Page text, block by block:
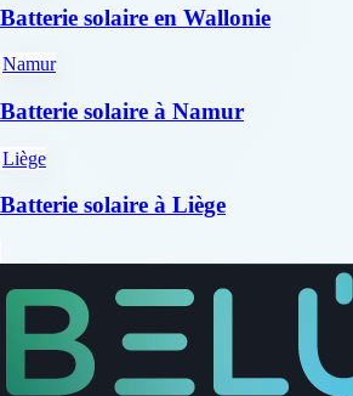
Batterie solaire en Wallonie
Namur
Batterie solaire à Namur
Liège
Batterie solaire à Liège